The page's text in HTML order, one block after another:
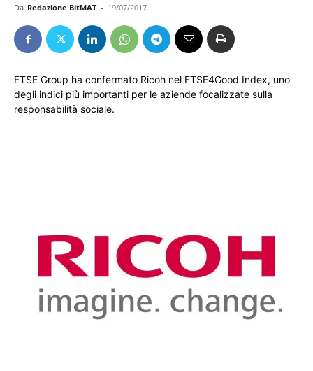
Da Redazione BitMAT - 19/07/2017
FTSE Group ha confermato Ricoh nel FTSE4Good Index, uno
degli indici più importanti per le aziende focalizzate sulla
responsabilità sociale.